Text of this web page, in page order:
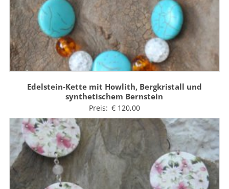
Edelstein-Kette mit Howlith, Bergkristall und
synthetischem Bernstein
Preis: €120,00